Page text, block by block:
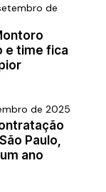
de
e time fica
de 2025
Paulo,
ano